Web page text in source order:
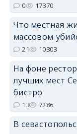
0 17370
Что местная
массовом
21 10303
На фоне
лучших мест
бистро
13 7286
В